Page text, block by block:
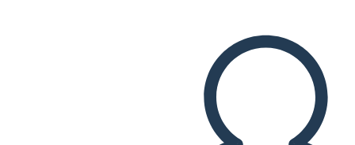
VYTVORIŤ STORYBOARD
PREHRAŤ PREZENTÁCIU
ČÍTAJ MI